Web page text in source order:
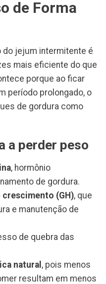
de Forma
do jejum intermitente é
mais eficiente do que
porque ao ficar
período prolongado, o
de gordura como
a perder peso
, hormônio
de gordura.
(GH), que
e manutenção de
de quebra das
natural , pois menos
resultam em menos